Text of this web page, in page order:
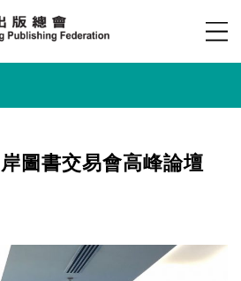
圖書交易會高峰論壇